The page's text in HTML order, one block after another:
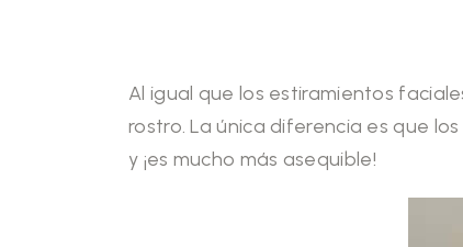
Al igual que los estiramientos
rostro. La única diferencia es que
y ¡es mucho más asequible!